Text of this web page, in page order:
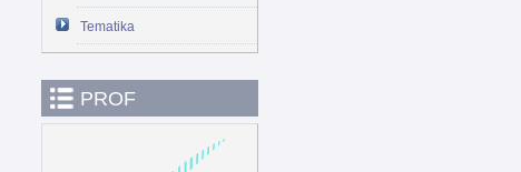
Tematika
PROF